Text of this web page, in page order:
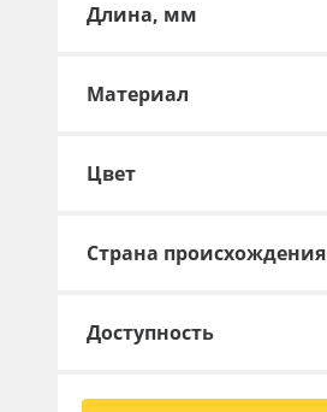
Новинки ассортимента
Orajet 3640
Баннер
Длина, мм
Материал
Цвет
Страна происхождения
Доступность